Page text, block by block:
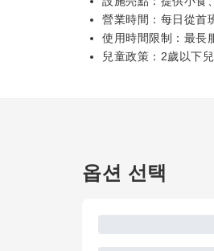
營業時間：每日從首
使用時間限制：最長
兒童政策：2歲以下
옵션 선택